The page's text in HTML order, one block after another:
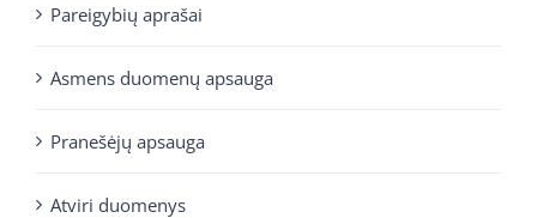
Pareigybių aprašai
Asmens duomenų apsauga
Pranešėjų apsauga
Atviri duomenys